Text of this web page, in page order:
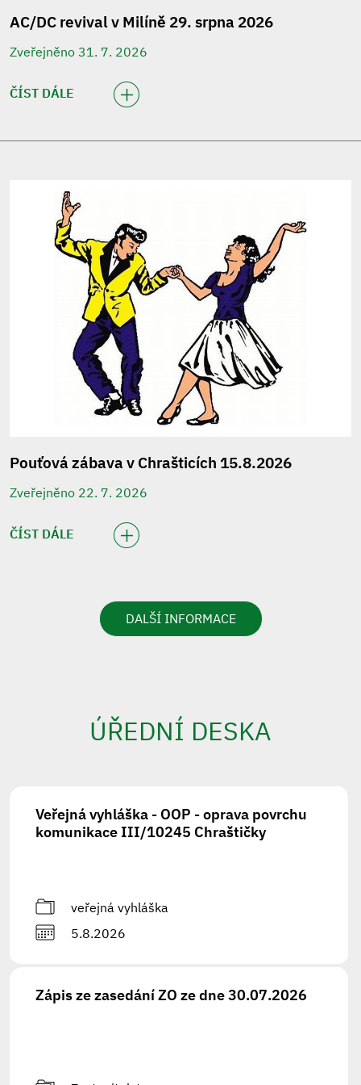
AC/DC revival v Milíně 29. srpna 2026
Zveřejněno 31. 7. 2026
ČÍST DÁLE
Pouťová zábava v Chrašticích 15.8.2026
Zveřejněno 22. 7. 2026
ČÍST DÁLE
DALŠÍ INFORMACE
ÚŘEDNÍ DESKA
Veřejná vyhláška - OOP - oprava povrchu
komunikace III/10245 Chraštičky
veřejná vyhláška
5.8.2026
Zápis ze zasedání ZO ze dne 30.07.2026